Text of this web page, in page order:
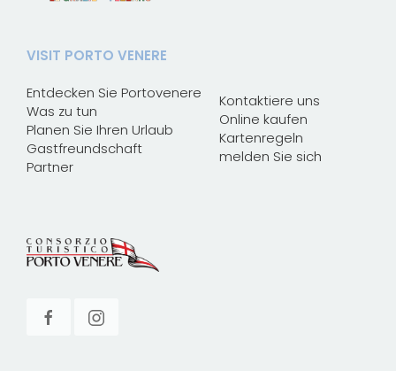
VISIT PORTO VENERE
Entdecken Sie Portovenere
Was zu tun
Planen Sie Ihren Urlaub
Gastfreundschaft
Partner
Kontaktiere uns
Online kaufen
Kartenregeln
melden Sie sich